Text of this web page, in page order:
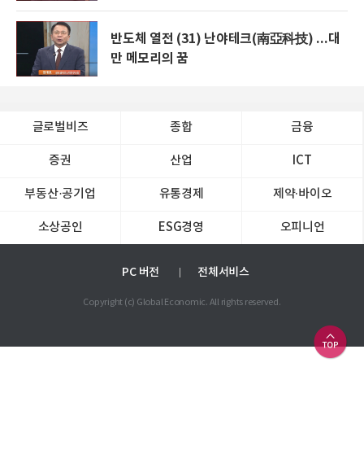
반도체 열전 (31) 난야테크(南亞科技) ...대
만 메모리의 꿈
글로벌비즈 종합 금융
증권 산업 ICT
부동산·공기업 유통경제 제약∙바이오
소상공인 ESG경영 오피니언
PC 버전 전체서비스
Copyright (c) Global Economic. All rights reserved.